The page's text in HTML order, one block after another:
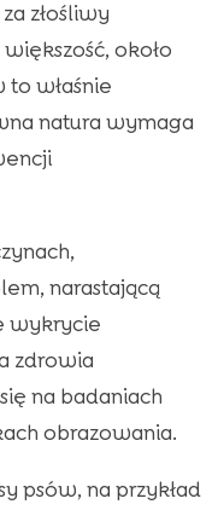
złośliwy
około
właśnie
natura wymaga
narastającą
wykrycie
zdrowia
na badaniach
obrazowania.
psów, na przykład